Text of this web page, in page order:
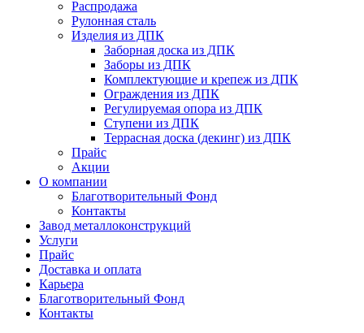
Распродажа
Рулонная сталь
Изделия из ДПК
Заборная доска из ДПК
Заборы из ДПК
Комплектующие и крепеж из ДПК
Ограждения из ДПК
Регулируемая опора из ДПК
Ступени из ДПК
Террасная доска (декинг) из ДПК
Прайс
Акции
О компании
Благотворительный Фонд
Контакты
Завод металлоконструкций
Услуги
Прайс
Доставка и оплата
Карьера
Благотворительный Фонд
Контакты